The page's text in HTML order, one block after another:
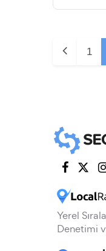
1
Yerel
Denetimi